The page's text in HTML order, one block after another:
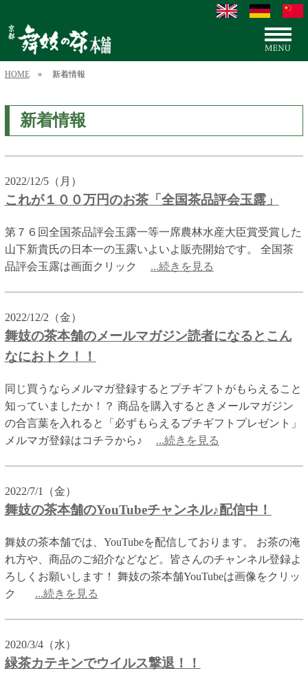
HOME» 新着情報
新着情報
2022/12/5（月）
これが１００万円のお茶「全国茶品評会玉露」
第７６回全国茶品評会玉露一等一席農林水産大臣賞受賞した
山下新貴氏の日本一の玉露いよいよ販売開始です。 全国茶
品評会玉露は画面クリック ...続きを見る
2022/12/2（金）
舞妓の茶本舗のメールマガジン読者になるとこん
なにおトク！！
同じ買うならメルマガ登録するとプチギフトがもらえること
知っていましたか！？ 商品を購入するときメールマガジン
の合言葉を入れると「必ずもらえるプチギフトプレゼント」
メルマガ登録はコチラから♪ ...続きを見る
2022/7/1（金）
舞妓の茶本舗のYouTubeチャンネル♪配信中！
舞妓の茶本舗では、YouTubeを配信しております。 お茶の淹
れ方や、商品のご紹介などなど。皆さんのチャンネル登録よ
ろしくお願いします！ 舞妓の茶本舗YouTubeは画像をクリッ
ク ...続きを見る
2020/3/4（水）
緑茶カテキンでウイルス撃退！！